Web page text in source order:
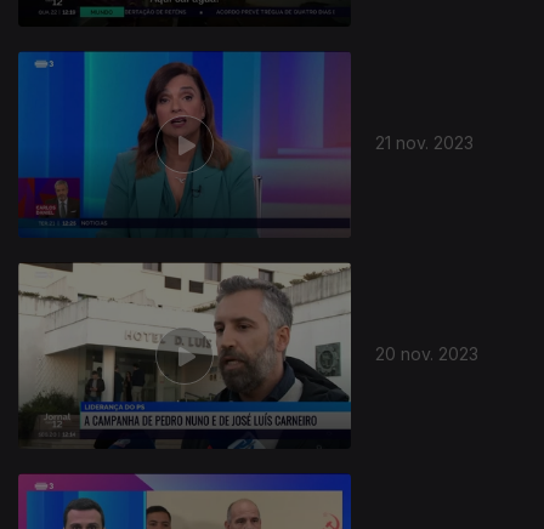
21 nov. 2023
20 nov. 2023